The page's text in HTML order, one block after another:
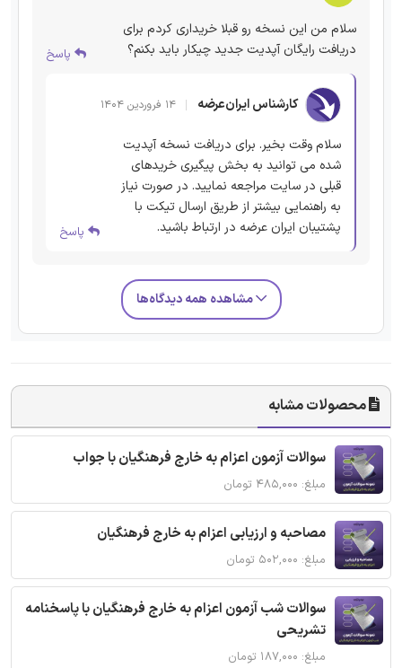
سلام من این نسخه رو قبلا خریداری کردم برای
دریافت رایگان آپدیت جدید چیکار باید بکنم؟
پاسخ
کارشناس ایران‌عرضه ۱۴ فروردین ۱۴۰۴
سلام وقت بخیر. برای دریافت نسخه آپدیت
شده می توانید به بخش پیگیری خریدهای
قبلی در سایت مراجعه نمایید. در صورت نیاز
به راهنمایی بیشتر از طریق ارسال تیکت با
پشتیبان ایران عرضه در ارتباط باشید.
پاسخ
مشاهده همه دیدگاه‌ها
محصولات مشابه
سوالات آزمون اعزام به خارج فرهنگیان با جواب
مبلغ: ۴۸۵,۰۰۰ تومان
مصاحبه و ارزیابی اعزام به خارج فرهنگیان
مبلغ: ۵۰۲,۰۰۰ تومان
سوالات شب آزمون اعزام به خارج فرهنگیان با پاسخنامه
تشریحی
مبلغ: ۱۸۷,۰۰۰ تومان